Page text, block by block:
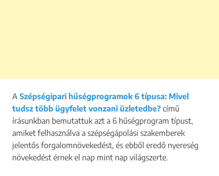
A Szépségipari hűségprogramok 6 típusa: Mivel
tudsz több ügyfelet vonzani üzletedbe? című
írásunkban bemutattuk azt a 6 hűségprogram típust,
amiket felhasználva a szépségápolási szakemberek
jelentős forgalomnövekedést, és ebből eredő nyereség
növekedést érnek el nap mint nap világszerte.